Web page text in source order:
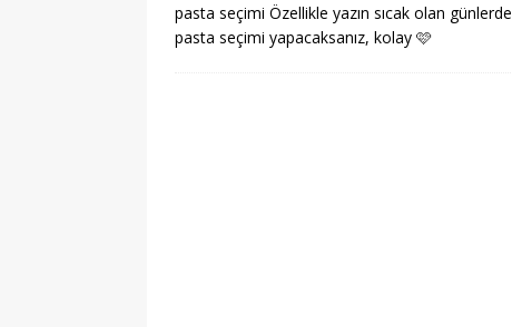
pasta seçimi Özellikle yazın sıcak olan günlerde
pasta seçimi yapacaksanız, kolay 🩷